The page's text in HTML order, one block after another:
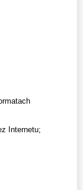
Internetu;